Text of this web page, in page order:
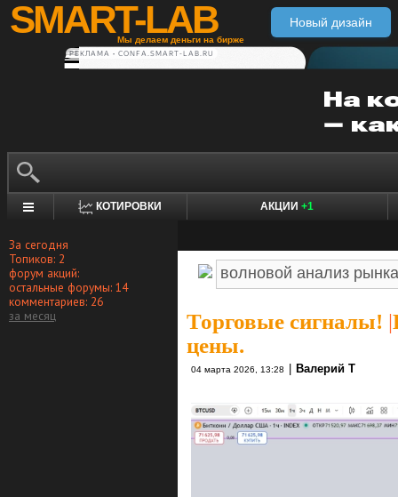
SMART-LAB
Мы делаем деньги на бирже
Новый дизайн
РЕКЛАМА • CONFA.SMART-LAB.RU
КОТИРОВКИ АКЦИИ +1
За сегодня
Топиков: 2
форум акций:
остальные форумы: 14
комментариев: 26
за месяц
Торговые сигналы! |
цены.
04 марта 2026, 13:28 Валерий Т